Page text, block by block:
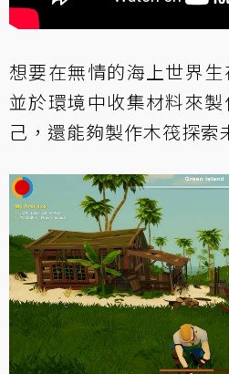
想要在無情的海上世界
並於環境中收集材料來
己，還能夠製作木筏探索